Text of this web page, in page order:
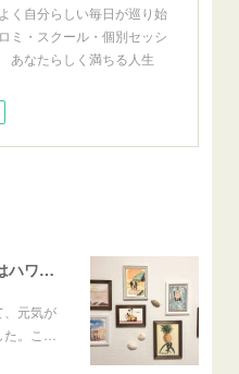
く自分らしい毎日が巡り始
ミ・スクール・個別セッシ
あなたらしく満ちる人生
とっても癒されました。ここはハワイかな？と思いました
、元気が
。こ…